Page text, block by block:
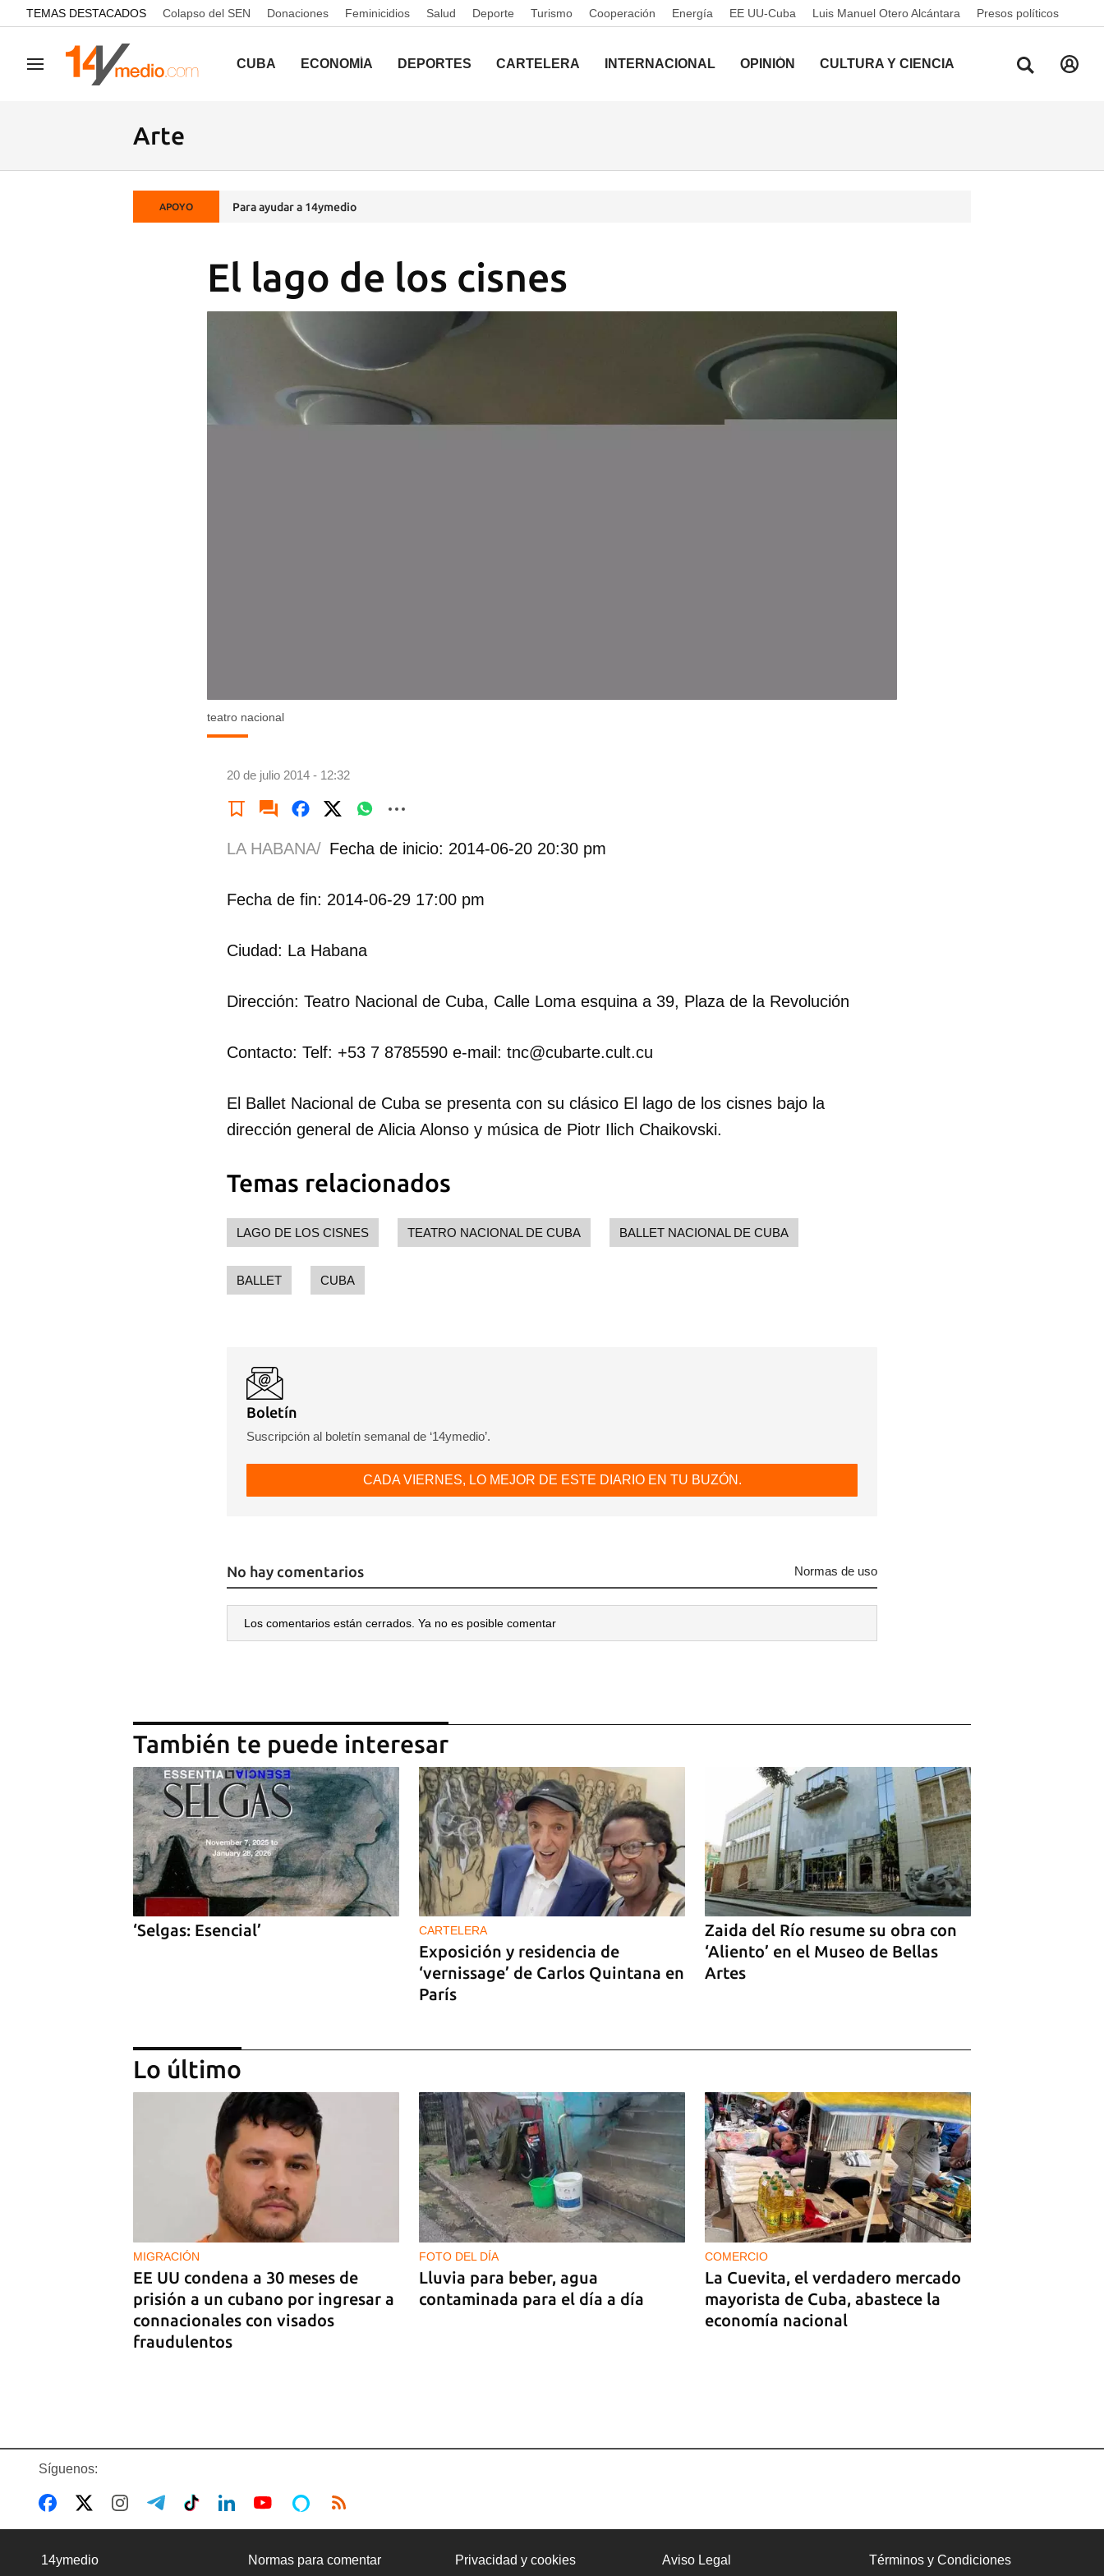
common.go-to-content
TEMAS DESTACADOS Colapso del SEN Donaciones Feminicidios Salud Deporte Turismo Cooperación Energía EE UU-Cuba Luis Manuel Otero Alcántara Presos políticos
Navegación CUBA ECONOMÍA DEPORTES CARTELERA INTERNACIONAL OPINIÓN CULTURA Y CIENCIA
Arte
APOYO Para ayudar a 14ymedio
El lago de los cisnes
teatro nacional
20 de julio 2014 - 12:32
Guardar como favorito
LA HABANA/ Fecha de inicio: 2014-06-20 20:30 pm
Fecha de fin: 2014-06-29 17:00 pm
Ciudad: La Habana
Dirección: Teatro Nacional de Cuba, Calle Loma esquina a 39, Plaza de la Revolución
Contacto: Telf: +53 7 8785590 e-mail: tnc@cubarte.cult.cu
El Ballet Nacional de Cuba se presenta con su clásico El lago de los cisnes bajo la
dirección general de Alicia Alonso y música de Piotr Ilich Chaikovski.
Temas relacionados
LAGO DE LOS CISNES TEATRO NACIONAL DE CUBA BALLET NACIONAL DE CUBA
BALLET CUBA
Boletín
Suscripción al boletín semanal de ‘14ymedio’.
CADA VIERNES, LO MEJOR DE ESTE DIARIO EN TU BUZÓN.
No hay comentarios Normas de uso
Los comentarios están cerrados. Ya no es posible comentar
También te puede interesar
‘Selgas: Esencial’ CARTELERA
Exposición y residencia de
‘vernissage’ de Carlos Quintana en
París
Zaida del Río resume su obra con
‘Aliento’ en el Museo de Bellas
Artes
Exposiciones de artistas cubanos
Lo último
MIGRACIÓN
EE UU condena a 30 meses de
prisión a un cubano por ingresar a
connacionales con visados
fraudulentos
FOTO DEL DÍA
Lluvia para beber, agua
contaminada para el día a día
COMERCIO
La Cuevita, el verdadero mercado
mayorista de Cuba, abastece la
economía nacional
combustible al sector privado
Síguenos:
14ymedio Normas para comentar Privacidad y cookies Aviso Legal Términos y Condiciones